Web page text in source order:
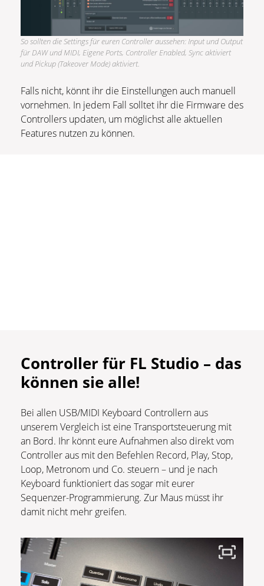
So sollten die Settings für euren Controller aussehen: Input und Output
für DAW und MIDI, Eigene Ports, Controller Enabled, Sync aktiviert
und Pickup (Takeover Mode) aktiviert.
Falls nicht, könnt ihr die Einstellungen auch manuell
vornehmen. In jedem Fall solltet ihr die Firmware des
Controllers updaten, um möglichst alle aktuellen
Features nutzen zu können.
Controller für FL Studio – das
können sie alle!
Bei allen USB/MIDI Keyboard Controllern aus
unserem Vergleich ist eine Transportsteuerung mit
an Bord. Ihr könnt eure Aufnahmen also direkt vom
Controller aus mit den Befehlen Record, Play, Stop,
Loop, Metronom und Co. steuern – und je nach
Keyboard funktioniert das sogar mit eurer
Sequenzer-Programmierung. Zur Maus müsst ihr
damit nicht mehr greifen.